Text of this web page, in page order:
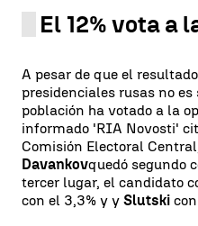
El 12% vota a
A pesar de que el
presidenciales rusas no es
población ha votado a la
informado 'RIA Novosti'
Comisión Electoral
Davankovquedó segundo
tercer lugar, el candidato
con el 3,3% y y Slutski